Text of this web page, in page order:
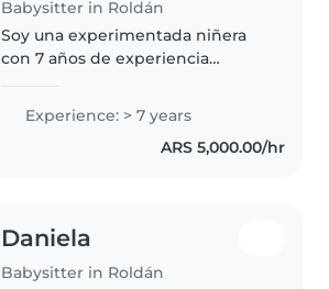
Babysitter in Roldán
Soy una experimentada niñera
con 7 años de experiencia
pequeños. Tengo formación
como auxiliar en el cuidado de
niños y adolescentes, y disfruto
Experience: > 7 years
ARS 5,000.00/hr
Daniela
Babysitter in Roldán